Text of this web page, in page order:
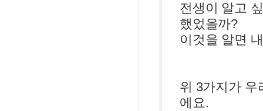
전생이 알고
했었을까?
이것을 알면
위 3가지가 우
에요.